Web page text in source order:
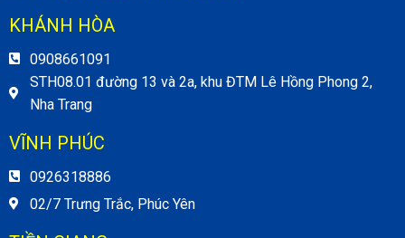
KHÁNH HÒA
0908661091
STH08.01 đường 13 và 2a, khu ĐTM Lê Hồng Phong 2,
Nha Trang
VĨNH PHÚC
0926318886
02/7 Trưng Trắc, Phúc Yên